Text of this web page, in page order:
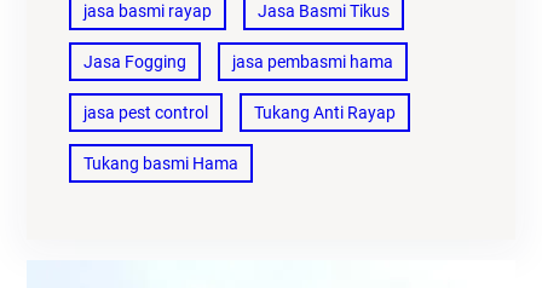
jasa basmi rayap Jasa Basmi Tikus
Jasa Fogging jasa pembasmi hama
jasa pest control Tukang Anti Rayap
Tukang basmi Hama